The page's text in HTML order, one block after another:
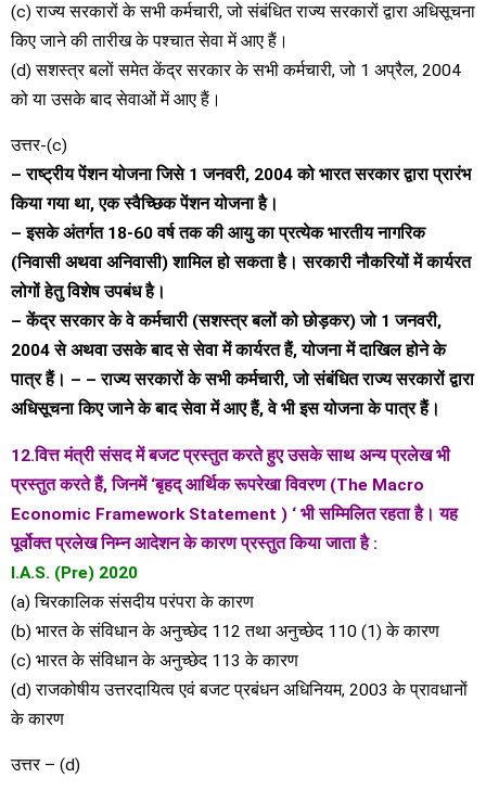
(c) राज्य सरकारों के सभी कर्मचारी, जो संबंधित राज्य सरकारों द्वारा अधिसूचना
किए जाने की तारीख के पश्चात सेवा में आए हैं।
(d) सशस्त्र बलों समेत केंद्र सरकार के सभी कर्मचारी, जो 1 अप्रैल, 2004
को या उसके बाद सेवाओं में आए हैं।
उत्तर-(c)
– राष्ट्रीय पेंशन योजना जिसे 1 जनवरी, 2004 को भारत सरकार द्वारा प्रारंभ
किया गया था, एक स्वैच्छिक पेंशन योजना है।
– इसके अंतर्गत 18-60 वर्ष तक की आयु का प्रत्येक भारतीय नागरिक
(निवासी अथवा अनिवासी) शामिल हो सकता है। सरकारी नौकरियों में कार्यरत
लोगों हेतु विशेष उपबंध है।
– केंद्र सरकार के वे कर्मचारी (सशस्त्र बलों को छोड़कर) जो 1 जनवरी,
2004 से अथवा उसके बाद से सेवा में कार्यरत हैं, योजना में दाखिल होने के
पात्र हैं। – – राज्य सरकारों के सभी कर्मचारी, जो संबंधित राज्य सरकारों द्वारा
अधिसूचना किए जाने के बाद सेवा में आए हैं, वे भी इस योजना के पात्र हैं।
12.वित्त मंत्री संसद में बजट प्रस्तुत करते हुए उसके साथ अन्य प्रलेख भी
प्रस्तुत करते हैं, जिनमें ‘बृहद् आर्थिक रूपरेखा विवरण (The Macro
Economic Framework Statement ) ‘ भी सम्मिलित रहता है। यह
पूर्वोक्त प्रलेख निम्न आदेशन के कारण प्रस्तुत किया जाता है :
I.A.S. (Pre) 2020
(a) चिरकालिक संसदीय परंपरा के कारण
(b) भारत के संविधान के अनुच्छेद 112 तथा अनुच्छेद 110 (1) के कारण
(c) भारत के संविधान के अनुच्छेद 113 के कारण
(d) राजकोषीय उत्तरदायित्व एवं बजट प्रबंधन अधिनियम, 2003 के प्रावधानों
के कारण
उत्तर – (d)